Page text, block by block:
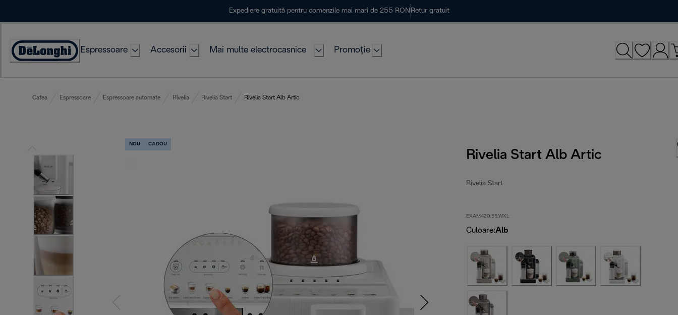
Expediere gratuită pentru comenzile mai mari de 255 RON Retur gratuit
Accessibility
Espressoare Accesorii Mai multe electrocasnice Promoție
Cafea Espressoare Espressoare automate Rivelia Rivelia Start Rivelia Start Alb Artic
NOU CADOU
Rivelia Start Alb Artic
Rivelia Start
EXAM420.55.WXL
Culoare:Alb